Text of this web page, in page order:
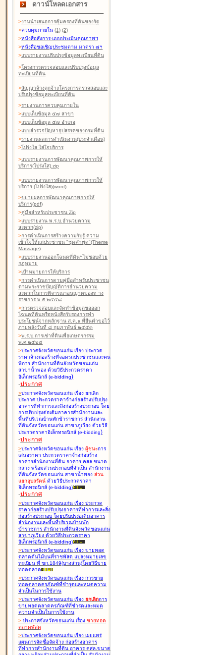
ดาวน์โหลดเอกสาร
>งานนำเสนอการคุ้มครองที่ดินของรัฐ
>ควบคุมภายใน (1) (2)
>หนังสือสังการ-แบบประเมินคุณภาพฯ
>หนังสือขอเชิญประชุมตาม มาตรา ๘ฯ
>แบบรายงานปรับปรุงข้อมูลทะเบียนที่ดิน
>โครงการตรวจสอบและปรับปรุงข้อมูล
ทะเบียนที่ดิน
>สัญญาจ้างลูกจ้างโครงการตรวจสอบและ
ปรับปรุงข้อมูลทะเบียนที่ดิน
>รายงานการควบคุมภายใน
>แบบเก็บข้อมูล ๕๗ สาขา
>แบบเก็บข้อมูล ๕๗ อำเภอ
>แบบสำรวจปัญหาอุปสรรคของกรมที่ดิน
>รายงานผลการดำเนินงาน(ประจำเดือน)
>โปร่งใส ใส่ใจบริการ
>แบบรายงานการพัฒนาคุณภาพการให้
บริการ(โปร่งใส).zip
>แบบรายงานการพัฒนาคุณภาพการให้
บริการ (โปร่งใส)(word)
>ขยายผลการพัฒนาคุณภาพการให้
บริการ(pdf)
>คู่มือสำหรับประชาชน Zip
>แบบรายงาน พ.ร.บ.อำนวยความ
สะดวก(zip)
>การดำเนินการสร้างความรับรู้ ความ
เข้าใจให้แก่ประชาชน "ชุดคำพูด"(Theme
Massage)
>แบบรายงานออกโฉนดที่ดินฯไม่ชอบด้วย
กฎหมาย
>เป้าหมายการให้บริการ
>การดำเนินการตามคู่มือสำหรับประชาชน
ตามพระราชบัญญัติการอำนวยความ
สะดวกในการพิจารณาอนุญาตของท าง
ราชการ พ.ศ.๒๕๕๘
>การตรวจสอบและจัดทำข้อมูลขอออก
โฉนดที่ดินหรือหนังสือรับรองการทำ
ประโยชน์จากหลักฐาน ส.ค.๑ ที่ยื่นคำขอไว้
ภายหลังวันที่ ๘ กุมภาพันธ์ ๒๕๕๓
>พ.ร.บ.การเช่าที่ดินเพื่อเกษตรกรรม
พ.ศ.๒๕๒๔
>ประกาศจังหวัดขอนแก่น เรื่อง ประกวด
ราคาจ้างก่อสร้างที่จอดรถประชาชนและคน
พิการ สำนักงานที่ดินจังหวัดขอนแก่น
สาขาน้ำพอง ด้วยวิธีประกวดราคา
อิเล็กทรอนิกส์ (e-bidding)
-ประกาศ
>ประกาศจังหวัดขอนแก่น เรื่อง ยกเลิก
ประกาศ ประกวดราคาจ้างก่อสร้างปรับปรุง
อาคารที่ทำการและสิ่งก่อสร้างประกอบ โดย
การปรับปรุงต่อเติมอาคารสำนักงานและ
พื้นที่บริเวณบ้านพักข้าราชการ สำนักงาน
ที่ดินจังหวัดขอนแก่น สาขาภูเวียง ด้วยวิธี
ประกวดราคาอิเล็กทรอนิกส์ (e-bidding)
-ประกาศ
>ประกาศจังหวัดขอนแก่น เรื่อง ผู้ชนะการ
เสนอราคา ประกวดราคาจ้างก่อสร้าง
อาคารสำนักงานที่ดิน อาคาร คสล.ขนาด
กลาง พร้อมส่วนประกอบที่จำเป็น สำนักงาน
ที่ดินจังหวัดขอนแก่น สาขาน้ำพอง ส่วน
แยกอุบลรัตน์ ด้วยวิธีประกวดราคา
อิเล็กทรอนิกส์ (e-bidding)
-ประกาศ
>ประกาศจังหวัดขอนแก่น เรื่อง ประกวด
ราคาก่อสร้างปรับปรุงอาคารที่ทำการและสิ่ง
ก่อสร้างประกอบ โดยปรับปรุง่อเติมอาคาร
สำนักงานและพื้นที่บริเวณบ้านพัก
ข้าราชการ สำนักงานที่ดินจังหวัดขอนแก่น
สาขาภูเวียง ด้วยวิธีประกวดราคา
อิเล็กทรอนิกส์ (e-bidding)
>ประกาศจังหวัดขอนแก่น เรื่อง ขายทอด
ตลาดต้นไม้บนที่ราชพัสดุ แปลงหมายเลข
ทะเบียน ที่ ขก.1849(บางส่วน)โดยวิธีขาย
ทอดตลาด
>ประกาศจังหวัดขอนแก่น เรื่อง การขาย
ทอดตลาดครุภัณฑ์ที่ชำรุดและหมดความ
จำเป็นในการใช้งาน
>ประกาศจังหวัดขอนแก่น เรื่อง ยกเลิกการ
ขายทอดตลาดครุภัณฑ์ที่ชำรุดและหมด
ความจำเป็นในการใช้งาน
> ประกาศจังหวัดขอนแก่น เรื่อง ขายทอด
ตลาดพัสดุ
>ประกาศจังหวัดขอนแก่น เรื่อง เผยแพร่
แผนการจัดซื้อจัดจ้าง ก่อสร้างอาคาร
ที่ทำการสำนักงานที่ดิน อาคาร คสล.ขนาด